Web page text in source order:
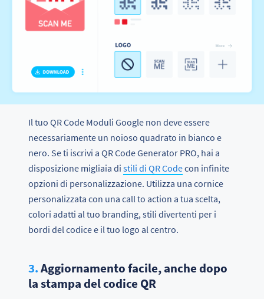
Il tuo QR Code Moduli Google non deve essere
necessariamente un noioso quadrato in bianco e
nero. Se ti iscrivi a QR Code Generator PRO, hai a
disposizione migliaia di stili di QR Codecon infinite
opzioni di personalizzazione. Utilizza una cornice
personalizzata con una call to action a tua scelta,
colori adatti al tuo branding, stili divertenti per i
bordi del codice e il tuo logo al centro.
3.Aggiornamento facile, anche dopo
la stampa del codice QR